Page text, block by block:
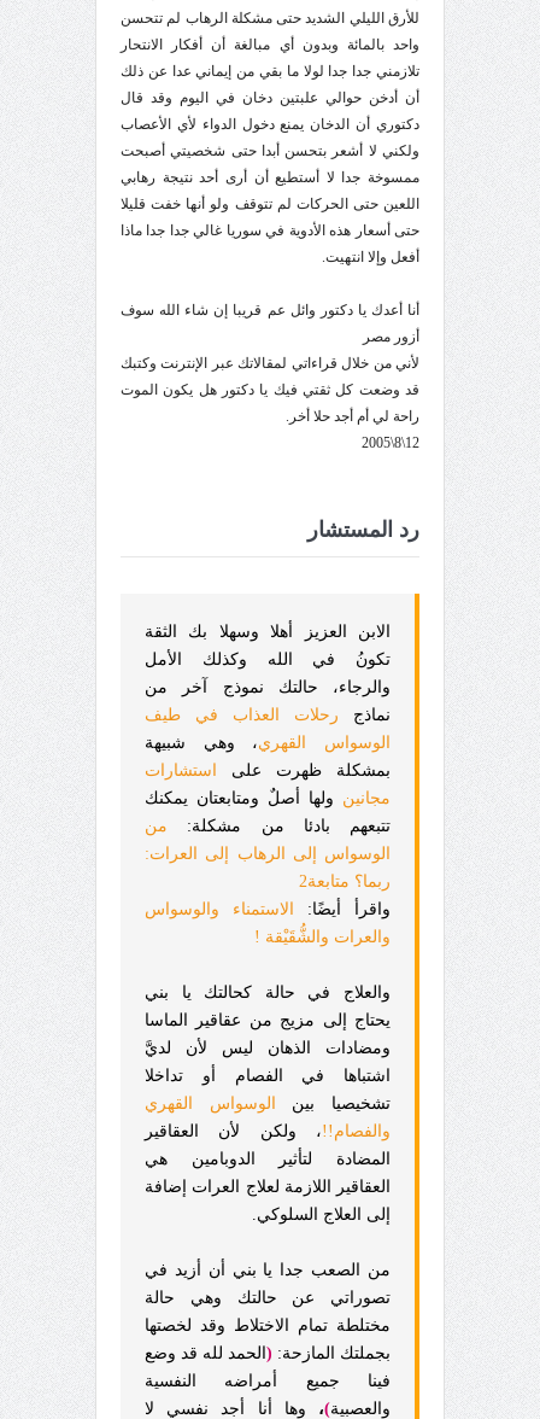
للأرق الليلي الشديد حتى مشكلة الرهاب لم تتحسن
واحد بالمائة وبدون أي مبالغة أن أفكار الانتحار
تلازمني جدا جدا لولا ما بقي من إيماني عدا عن ذلك
أن أدخن حوالي علبتين دخان في اليوم وقد قال
دكتوري أن الدخان يمنع دخول الدواء لأي الأعصاب
ولكني لا أشعر بتحسن أبدا حتى شخصيتي أصبحت
ممسوخة جدا لا أستطيع أن أرى أحد نتيجة رهابي
اللعين حتى الحركات لم تتوقف ولو أنها خفت قليلا
حتى أسعار هذه الأدوية في سوريا غالي جدا جدا ماذا
أفعل وإلا انتهيت.
أنا أعدك يا دكتور وائل عم قريبا إن شاء الله سوف
أزور مصر
لأني من خلال قراءاتي لمقالاتك عبر الإنترنت وكتبك
قد وضعت كل ثقتي فيك يا دكتور هل يكون الموت
راحة لي أم أجد حلا أخر .
12\8\2005
رد المستشار
الابن العزيز أهلا وسهلا بك الثقة
تكونُ في الله وكذلك الأمل
والرجاء، حالتك نموذج آخر من
نماذج
رحلات العذاب في طيف
الوسواس القهري، وهي شبيهة
بمشكلة ظهرت على
استشارات
مجانين ولها أصلٌ ومتابعتان يمكنك
تتبعهم بادئا من مشكلة:
من
الوسواس إلى الرهاب إلى العرات:
ربما؟ متابعة2
واقرأ أيضًا: الاستمناء والوسواس
والعرات والشُّقَيْقة !
والعلاج في حالة كحالتك يا بني
يحتاج إلى مزيج من عقاقير الماسا
ومضادات الذهان ليس لأن لديَّ
اشتباها في الفصام أو تداخلا
تشخيصيا بين الوسواس القهري
والفصام!!، ولكن لأن العقاقير
المضادة لتأثير الدوبامين هي
العقاقير اللازمة لعلاج العرات إضافة
إلى العلاج السلوكي.
من الصعب جدا يا بني أن أزيد في
تصوراتي عن حالتك وهي حالة
مختلطة تمام الاختلاط وقد لخصتها
بجملتك المازحة: ( الحمد لله قد وضع
فينا جميع أمراضه النفسية
والعصبية)، وها أنا أجد نفسي لا